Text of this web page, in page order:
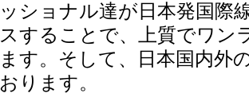
ッショナル達が日本発国際
スすることで、上質でワン
ます。そして、日本国内外
おります。